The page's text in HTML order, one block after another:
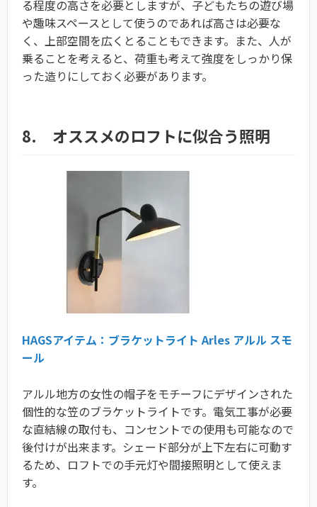
る程度の高さを必要としますが、子どもたちの遊び場
や趣味スペースとして使うのであれば高さは必要な
く、上部空間を広くとることもできます。また、人が
乗ることを考えると、荷重も考えて強度をしっかり保
った造りにしておく必要があります。
8. オススメのロフトに似合う照明
HAGSアイテム：ブラケットライト Arles アルル スモ
ール
アルル地方の女性の帽子をモチーフにデザインされた
個性的な笠のブラケットライトです。電気工事が必要
な直結線の取付も、コンセントでの使用も可能なので
後付けが出来ます。シェード部分が上下左右に可動す
るため、ロフトでの手元灯や間接照明として使えま
す。